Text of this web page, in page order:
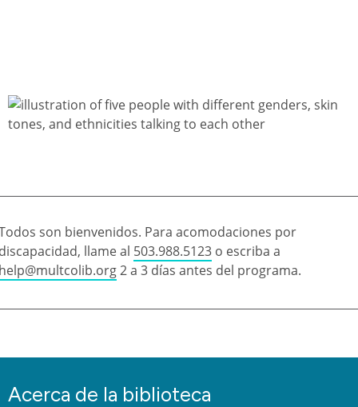
son bienvenidos. Para acomodaciones por
llame al 503.988.5123 o escriba a
2 a 3 días antes del programa.
Acerca de la biblioteca